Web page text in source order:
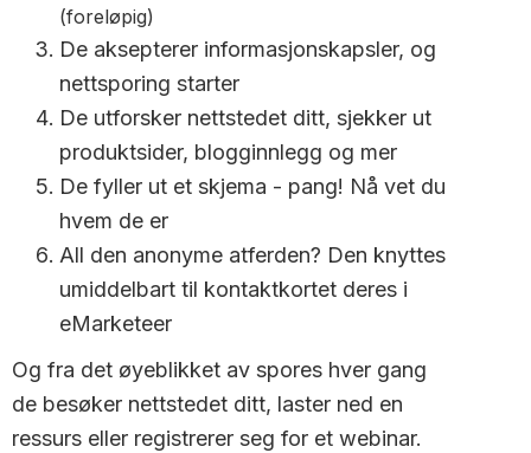
(foreløpig)
De aksepterer informasjonskapsler, og
nettsporing starter
De utforsker nettstedet ditt, sjekker ut
produktsider, blogginnlegg og mer
De fyller ut et skjema - pang! Nå vet du
hvem de er
All den anonyme atferden? Den knyttes
umiddelbart til kontaktkortet deres i
eMarketeer
Og fra det øyeblikket av spores hver gang
de besøker nettstedet ditt, laster ned en
ressurs eller registrerer seg for et webinar.